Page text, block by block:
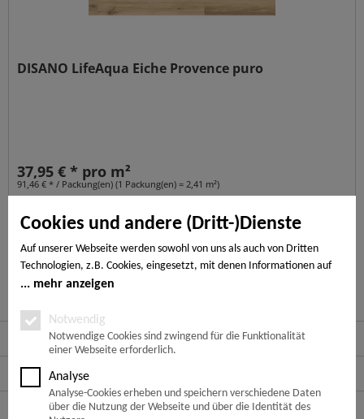
Cookies und andere (Dritt-)Dienste
Auf unserer Webseite werden sowohl von uns als auch von Dritten
Technologien, z.B. Cookies, eingesetzt, mit denen Informationen auf
Ihrem Endgerät gespeichert und/oder von Ihrem Endgerät abgerufen
Notwendige Cookies, Analyse-, Marketing- und Statistik-Cookies. Bei
den notwendigen Cookies handelt es sich um solche, die technisch
notwendig sind, um den von Ihnen gewünschten Dienst
bereitzustellen, die übrigen Cookies werden nur auf Grund einer von
Ihnen erteilten Einwilligung gesetzt. Die Einwilligung ist freiwillig.
Personen, die das 16. Lebensjahr noch nicht vollendet haben,
mehr anzeigen
Notwendig
Notwendige Cookies sind zwingend für die Funktionalität
einer Webseite erforderlich.
Analyse
Analyse-Cookies erheben und speichern verschiedene Daten
über die Nutzung der Webseite und über die Identität des
DISANO LifeAqua Eiche Provence puro
37,95 € * pro m²
91,46 € * / Packung(en) (1 Packung(en) = 2,41 m²)
In den Warenkorb
Merken
Service Hotline
Shop Service
Informationen